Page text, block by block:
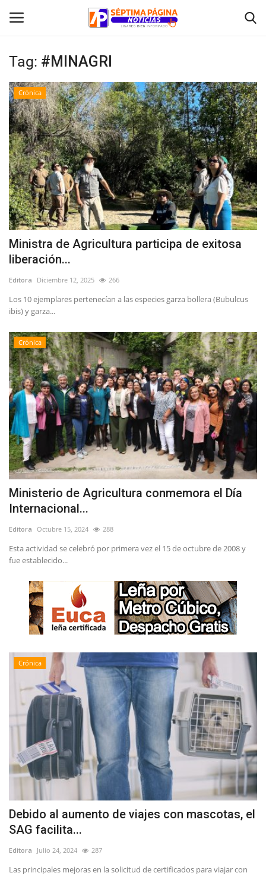
Inicio
Crónica
Policial
Tribunales
Deporte
Política
Espectáculos
Tag: #MINAGRI
Crónica
Ministra de Agricultura participa de exitosa
liberación...
Editora Diciembre 12, 2025 266
Los 10 ejemplares pertenecían a las especies garza bollera (Bubulcus
ibis) y garza...
Crónica
Ministerio de Agricultura conmemora el Día
Internacional...
Editora Octubre 15, 2024 288
Esta actividad se celebró por primera vez el 15 de octubre de 2008 y
fue establecido...
Crónica
Debido al aumento de viajes con mascotas, el
SAG facilita...
Editora Julio 24, 2024 287
Las principales mejoras en la solicitud de certificados para viajar con